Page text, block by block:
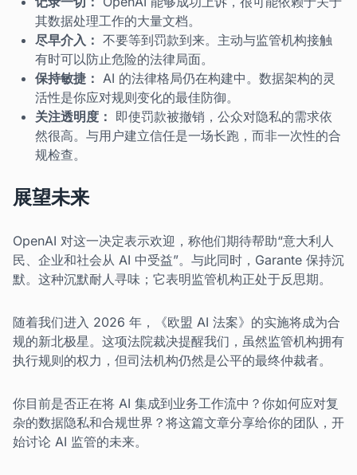
其数据处理工作的大量文档。
尽早介入： 不要等到罚款到来。主动与监管机构接触
有时可以防止危险的法律局面。
保持敏捷： AI 的法律格局仍在构建中。数据架构的灵
活性是你应对规则变化的最佳防御。
关注透明度： 即使罚款被撤销，公众对隐私的需求依
然很高。与用户建立信任是一场长跑，而非一次性的合
规检查。
展望未来
OpenAI 对这一决定表示欢迎，称他们期待帮助“意大利人
民、企业和社会从 AI 中受益”。与此同时，Garante 保持沉
默。这种沉默耐人寻味；它表明监管机构正处于反思期。
随着我们进入 2026 年，《欧盟 AI 法案》的实施将成为合
规的新北极星。这项法院裁决提醒我们，虽然监管机构拥有
执行规则的权力，但司法机构仍然是公平的最终仲裁者。
你目前是否正在将 AI 集成到业务工作流中？你如何应对复
杂的数据隐私和合规世界？将这篇文章分享给你的团队，开
始讨论 AI 监管的未来。